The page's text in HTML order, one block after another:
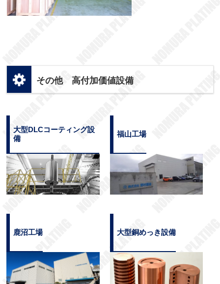
その他 高付加価値設備
大型DLCコーティング設
備
福山工場
鹿沼工場 大型銅めっき設備